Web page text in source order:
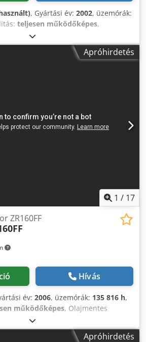
, Gyártási év: 2002, üzemórák:
teljesen működőképes,
Atlas Copco GA75VSDFF
beépítve. 160 kW Crodpfeyz R U
m3/perc Gyártási év: 2002 Üzemóra:
Apróhirdetés
1 / 17
ZR160FF
Hívás
év: 2006, üzemórák: 135 816 h,
működőképes, Olajmentes
Copco ZR160FF Beépített
Alwof 160 kW 7,5 bar 28,20
Apróhirdetés